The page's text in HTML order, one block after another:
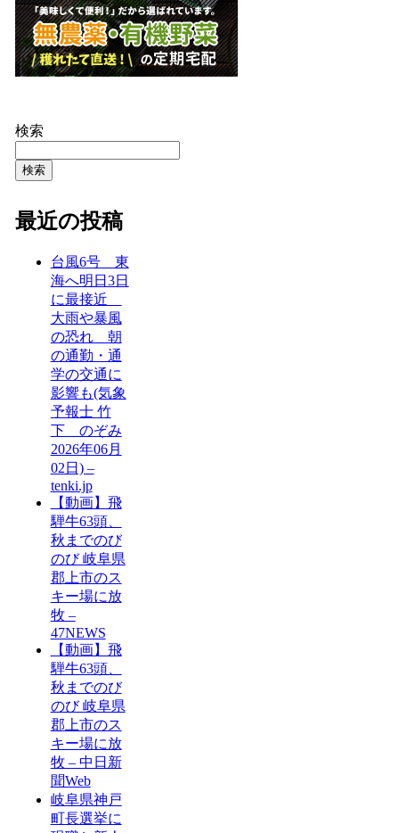
検索
検索
最近の投稿
台風6号 東
海へ明日3日
に最接近
大雨や暴風
の恐れ 朝
の通勤・通
学の交通に
影響も(気象
予報士 竹
下 のぞみ
2026年06月
02日) –
tenki.jp
【動画】飛
騨牛63頭、
秋までのび
のび 岐阜県
郡上市のス
キー場に放
牧 –
47NEWS
【動画】飛
騨牛63頭、
秋までのび
のび 岐阜県
郡上市のス
キー場に放
牧 – 中日新
聞Web
岐阜県神戸
町長選挙に